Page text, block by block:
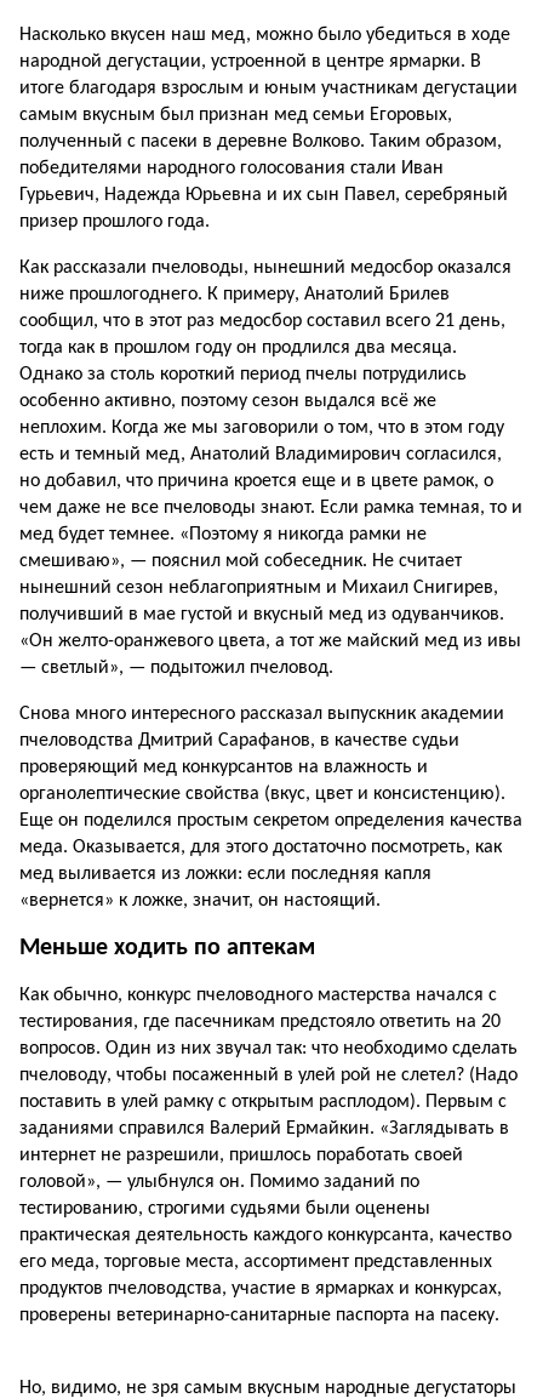
Насколько вкусен наш мед, можно было убедиться в ходе
народной дегустации, устроенной в центре ярмарки. В
итоге благодаря взрослым и юным участникам дегустации
самым вкусным был признан мед семьи Егоровых,
полученный с пасеки в деревне Волково. Таким образом,
победителями народного голосования стали Иван
Гурьевич, Надежда Юрьевна и их сын Павел, серебряный
призер прошлого года.
Как рассказали пчеловоды, нынешний медосбор оказался
ниже прошлогоднего. К примеру, Анатолий Брилев
сообщил, что в этот раз медосбор составил всего 21 день,
тогда как в прошлом году он продлился два месяца.
Однако за столь короткий период пчелы потрудились
особенно активно, поэтому сезон выдался всё же
неплохим. Когда же мы заговорили о том, что в этом году
есть и темный мед, Анатолий Владимирович согласился,
но добавил, что причина кроется еще и в цвете рамок, о
чем даже не все пчеловоды знают. Если рамка темная, то и
мед будет темнее. «Поэтому я никогда рамки не
смешиваю», — пояснил мой собеседник. Не считает
нынешний сезон неблагоприятным и Михаил Снигирев,
получивший в мае густой и вкусный мед из одуванчиков.
«Он желто-оранжевого цвета, а тот же майский мед из ивы
— светлый», — подытожил пчеловод.
Снова много интересного рассказал выпускник академии
пчеловодства Дмитрий Сарафанов, в качестве судьи
проверяющий мед конкурсантов на влажность и
органолептические свойства (вкус, цвет и консистенцию).
Еще он поделился простым секретом определения качества
меда. Оказывается, для этого достаточно посмотреть, как
мед выливается из ложки: если последняя капля
«вернется» к ложке, значит, он настоящий.
Меньше ходить по аптекам
Как обычно, конкурс пчеловодного мастерства начался с
тестирования, где пасечникам предстояло ответить на 20
вопросов. Один из них звучал так: что необходимо сделать
пчеловоду, чтобы посаженный в улей рой не слетел? (Надо
поставить в улей рамку с открытым расплодом). Первым с
заданиями справился Валерий Ермайкин. «Заглядывать в
интернет не разрешили, пришлось поработать своей
головой», — улыбнулся он. Помимо заданий по
тестированию, строгими судьями были оценены
практическая деятельность каждого конкурсанта, качество
его меда, торговые места, ассортимент представленных
продуктов пчеловодства, участие в ярмарках и конкурсах,
проверены ветеринарно-санитарные паспорта на пасеку.
Но, видимо, не зря самым вкусным народные дегустаторы